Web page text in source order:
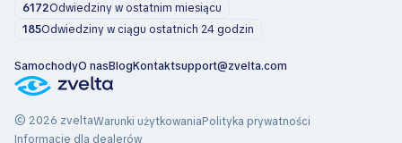
6172Odwiedziny w ostatnim miesiącu
185Odwiedziny w ciągu ostatnich 24 godzin
SamochodyO nasBlogKontaktsupport@zvelta.com
© 2026 zveltaWarunki użytkowaniaPolityka prywatności
Informacje dla dealerów